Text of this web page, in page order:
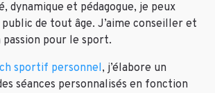
dynamique et pédagogue, je peux
public de tout âge. J’aime conseiller et
pour le sport.
sportif personnel, j’élabore un
séances personnalisés en fonction